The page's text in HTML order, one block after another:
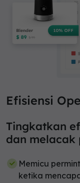
Efisiensi
Tingkatkan
dan melacak
Memicu
ketika